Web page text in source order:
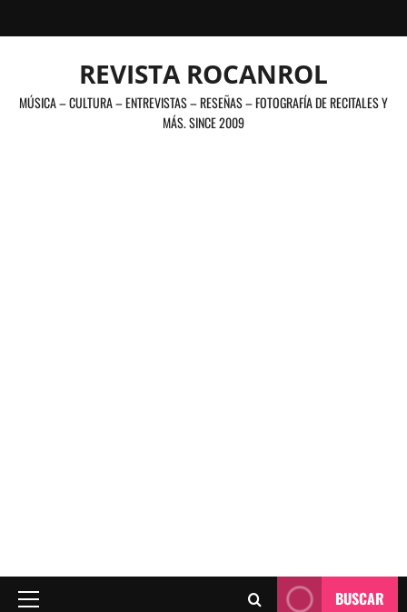
al
REVISTA ROCANROL
MÚSICA – CULTURA – ENTREVISTAS – RESEÑAS – FOTOGRAFÍA DE RECITALES Y
MÁS. SINCE 2009
Menú
BUSCAR